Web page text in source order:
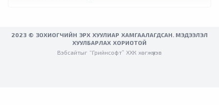
2023 © ЗОХИОГЧИЙН ЭРХ ХУУЛИАР ХАМГААЛАГДСАН. МЭДЭЭЛЭЛ
ХУУЛБАРЛАХ ХОРИОТОЙ
Вэбсайтыг “Грийнсофт” ХХК хөгжүүлэв